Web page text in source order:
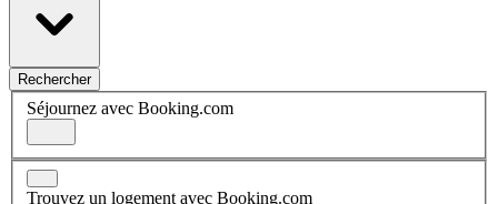
Rechercher
Séjournez avec Booking.com
Trouvez un logement avec Booking.com